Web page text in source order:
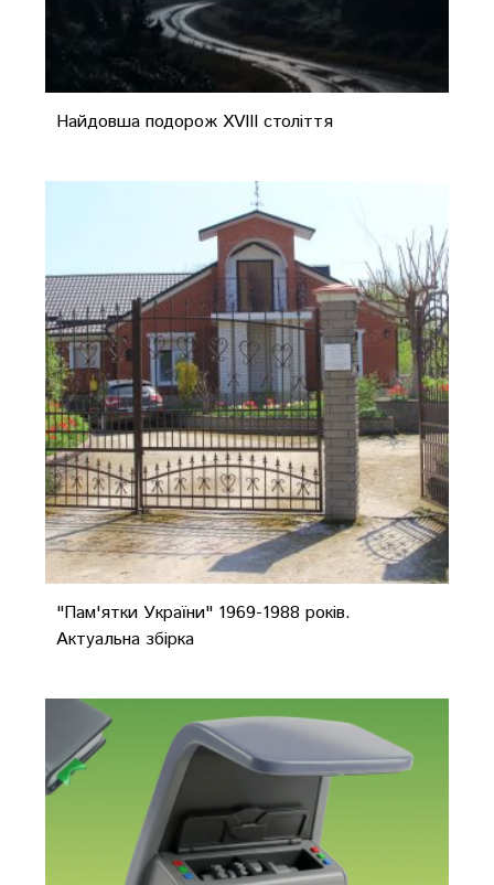
Найдовша подорож XVIII століття
"Пам'ятки України" 1969-1988 років.
Актуальна збірка